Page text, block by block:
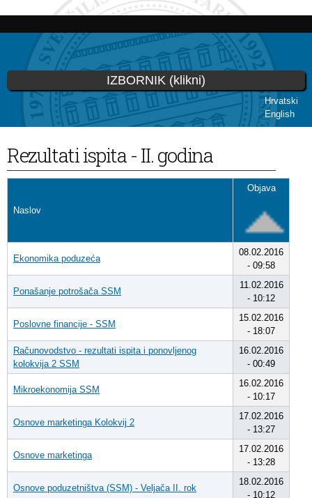
Skip to
content
Hrvatski
English
IZBORNIK (klikni)
You are here
Rezultati ispita - II. godina
Naslov
Objava
Ekonomika poduzeća
08.02.2016
- 09:58
Ponašanje potrošača SSM
11.02.2016
- 10:12
Poslovne financije - SSM
15.02.2016
- 18:07
Računovodstvo - rezultati ispita i ponovljenog
kolokvija 2 SSM
16.02.2016
- 00:49
Mikroekonomija SSM
16.02.2016
- 10:17
Osnove marketinga Kolokvij 2
17.02.2016
- 13:27
Osnove marketinga
17.02.2016
- 13:28
Osnove poduzetništva (SSM) - Veljača II. rok
18.02.2016
- 10:12